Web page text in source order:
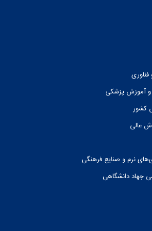
و آموزش پزشکی
کشور
عالی
نرم و صنایع فرهنگی
جهاد دانشگاهی